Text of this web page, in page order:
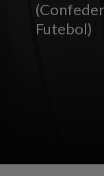
Futebol)